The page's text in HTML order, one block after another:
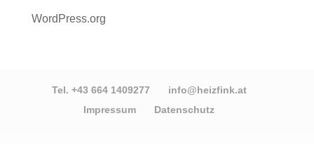
WordPress.org
Tel. +43 664 1409277
info@heizfink.at
Impressum
Datenschutz